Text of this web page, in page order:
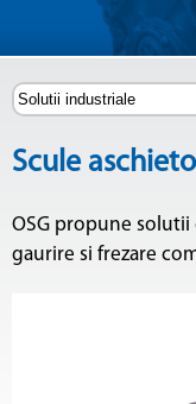
Scule
OSG propune
gaurire si frezare